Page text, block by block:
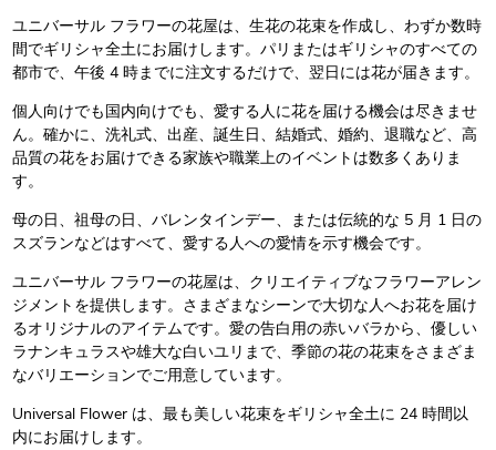
ユニバーサル フラワーの花屋は、生花の花束を作成し、わずか数時
間でギリシャ全土にお届けします。パリまたはギリシャのすべての
都市で、午後 4 時までに注文するだけで、翌日には花が届きます。
個人向けでも国内向けでも、愛する人に花を届ける機会は尽きませ
ん。確かに、洗礼式、出産、誕生日、結婚式、婚約、退職など、高
品質の花をお届けできる家族や職業上のイベントは数多くありま
す。
母の日、祖母の日、バレンタインデー、または伝統的な 5 月 1 日の
スズランなどはすべて、愛する人への愛情を示す機会です。
ユニバーサル フラワーの花屋は、クリエイティブなフラワーアレン
ジメントを提供します。さまざまなシーンで大切な人へお花を届け
るオリジナルのアイテムです。愛の告白用の赤いバラから、優しい
ラナンキュラスや雄大な白いユリまで、季節の花の花束をさまざま
なバリエーションでご用意しています。
Universal Flower は、最も美しい花束をギリシャ全土に 24 時間以
内にお届けします。